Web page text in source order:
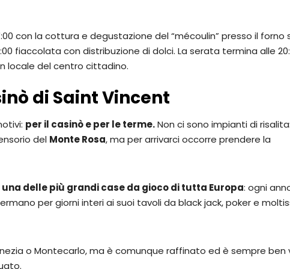
con la cottura e degustazione del “mécoulin” presso il forno
fiaccolata con distribuzione di dolci. La serata termina alle
locale del centro cittadino.
di Saint Vincent
per il casinò e per le terme.Non ci sono impianti di
del Monte Rosa, ma per arrivarci occorre prendere la
una delle più grandi case da gioco di tutta Europa: ogni
per giorni interi ai suoi tavoli da black jack, poker e
o Montecarlo, ma è comunque raffinato ed è sempre ben